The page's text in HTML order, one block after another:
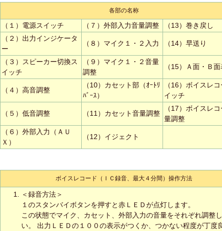
各部の名称
（１）電源スイッチ （７）外部入力音量調整
（13）巻き戻し
（２）出力インジケータ
ー
（８）マイク１・２入力 （14）早送り
（３）スピーカー切換ス
イッチ
（９）マイク１・２音量
調整
（15）Ａ面・Ｂ
（４）高音調整
（10）カセット部（ｵｰﾄﾘ
ﾊﾞｰｽ）
（16）ボイスレ
イッチ
（５）低音調整 （11）カセット音量調整
（17）ボイスレ
量調整
（６）外部入力（ＡＵ
Ｘ）
（12）イジェクト
ボイスレコード（ＩＣ録音、最大４分間）操作方法
＜録音方法＞
１のスタンバイボタンを押すと赤ＬＥＤが点灯します。
この状態でマイク、カセット、外部入力の音量をそれぞれ調整
い。 出力ＬＥＤの１００の表示がつくか、つかない程度が丁度